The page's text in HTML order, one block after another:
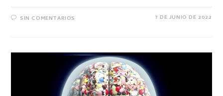
SIN COMENTARIOS 7 DE JUNIO DE 2022